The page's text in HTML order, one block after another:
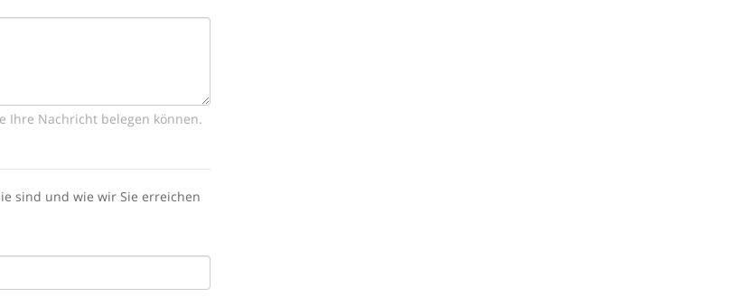
Ihre Nachricht belegen können.
sind und wie wir Sie erreichen